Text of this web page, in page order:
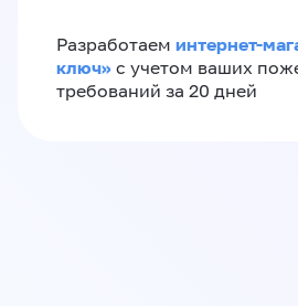
Разработаем интернет-
ключ»‎ с учетом ваших
требований за 20 дней